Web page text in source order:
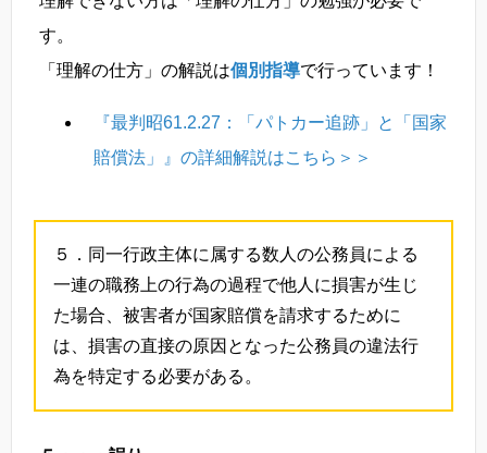
す。
「理解の仕方」の解説は個別指導で行っています！
『最判昭61.2.27：「パトカー追跡」と「国家
賠償法」』の詳細解説はこちら＞＞
５．同一行政主体に属する数人の公務員による
一連の職務上の行為の過程で他人に損害が生じ
た場合、被害者が国家賠償を請求するために
は、損害の直接の原因となった公務員の違法行
為を特定する必要がある。